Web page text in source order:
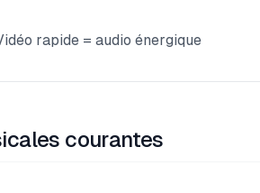
rapide = audio énergique
courantes